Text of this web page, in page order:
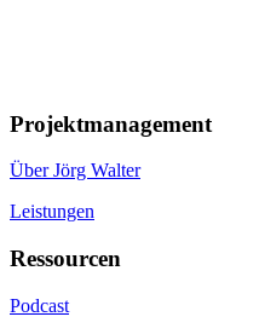
Projektmanagement
Über Jörg Walter
Leistungen
Ressourcen
Podcast